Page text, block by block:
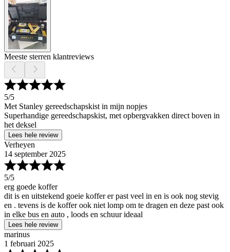
Meeste sterren klantreviews
5/5
Met Stanley gereedschapskist in mijn nopjes
Superhandige gereedschapskist, met opbergvakken direct boven in
het deksel
Lees hele review
Verheyen
14 september 2025
5/5
erg goede koffer
dit is en uitstekend goeie koffer er past veel in en is ook nog stevig
en . tevens is de koffer ook niet lomp om te dragen en deze past ook
in elke bus en auto , loods en schuur ideaal
Lees hele review
marinus
1 februari 2025